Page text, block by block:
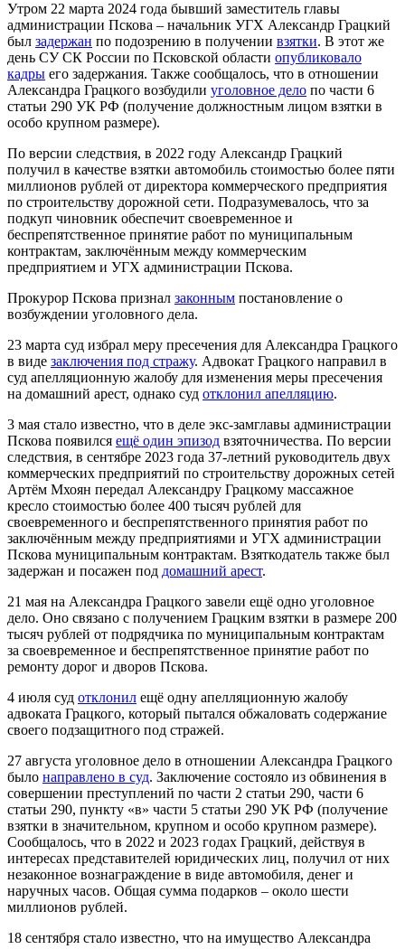
Утром 22 марта 2024 года бывший заместитель главы
администрации Пскова – начальник УГХ Александр Грацкий
был задержан по подозрению в получении взятки. В этот же
день СУ СК России по Псковской области опубликовало
кадры его задержания. Также сообщалось, что в отношении
Александра Грацкого возбудили уголовное дело по части 6
статьи 290 УК РФ (получение должностным лицом взятки в
особо крупном размере).
По версии следствия, в 2022 году Александр Грацкий
получил в качестве взятки автомобиль стоимостью более пяти
миллионов рублей от директора коммерческого предприятия
по строительству дорожной сети. Подразумевалось, что за
подкуп чиновник обеспечит своевременное и
беспрепятственное принятие работ по муниципальным
контрактам, заключённым между коммерческим
предприятием и УГХ администрации Пскова.
Прокурор Пскова признал законным постановление о
возбуждении уголовного дела.
23 марта суд избрал меру пресечения для Александра Грацкого
в виде заключения под стражу. Адвокат Грацкого направил в
суд апелляционную жалобу для изменения меры пресечения
на домашний арест, однако суд отклонил апелляцию.
3 мая стало известно, что в деле экс-замглавы администрации
Пскова появился ещё один эпизод взяточничества. По версии
следствия, в сентябре 2023 года 37-летний руководитель двух
коммерческих предприятий по строительству дорожных сетей
Артём Мхоян передал Александру Грацкому массажное
кресло стоимостью более 400 тысяч рублей для
своевременного и беспрепятственного принятия работ по
заключённым между предприятиями и УГХ администрации
Пскова муниципальным контрактам. Взяткодатель также был
задержан и посажен под домашний арест.
21 мая на Александра Грацкого завели ещё одно уголовное
дело. Оно связано с получением Грацким взятки в размере 200
тысяч рублей от подрядчика по муниципальным контрактам
за своевременное и беспрепятственное принятие работ по
ремонту дорог и дворов Пскова.
4 июля суд отклонил ещё одну апелляционную жалобу
адвоката Грацкого, который пытался обжаловать содержание
своего подзащитного под стражей.
27 августа уголовное дело в отношении Александра Грацкого
было направлено в суд. Заключение состояло из обвинения в
совершении преступлений по части 2 статьи 290, части 6
статьи 290, пункту «в» части 5 статьи 290 УК РФ (получение
взятки в значительном, крупном и особо крупном размере).
Сообщалось, что в 2022 и 2023 годах Грацкий, действуя в
интересах представителей юридических лиц, получил от них
незаконное вознаграждение в виде автомобиля, денег и
наручных часов. Общая сумма подарков – около шести
миллионов рублей.
18 сентября стало известно, что на имущество Александра